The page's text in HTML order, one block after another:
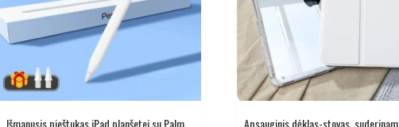
Išmanusis pieštukas iPad planšetei su Palm Apsauginis dėklas-stovas,